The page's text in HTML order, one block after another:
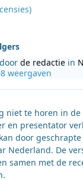
de redactie in
weergaven
niet te horen in
en presentator
door
Nederland. De
samen met de